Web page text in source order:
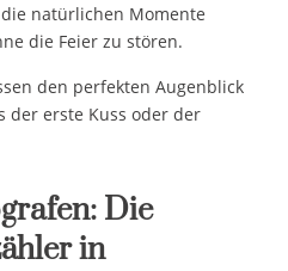
natürlichen Momente
die Feier zu stören.
den perfekten Augenblick
der erste Kuss oder der
Die
in